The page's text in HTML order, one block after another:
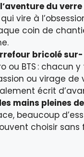
du verre
vire à
coin de
bricolé sur-
ou BTS : chacun
ou virage de
écrit
mains pleines de
beaucoup
choisir sans